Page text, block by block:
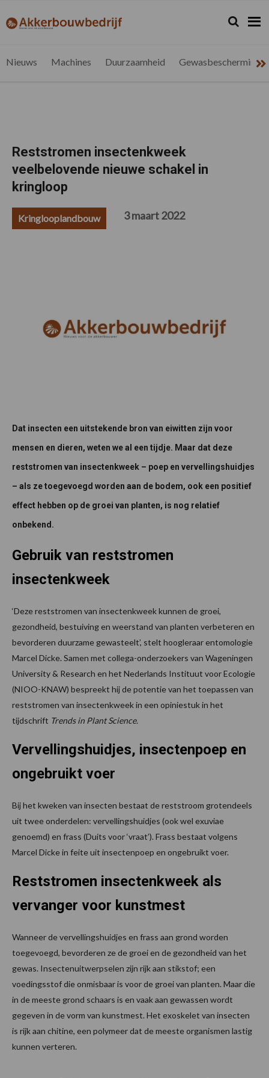
de
de
de
de
akkerbouwbedrijf.be
Nieuws
Zoeken...
Zoek
Nieuws Machines Duurzaamheid Gewasbescherming
Reststromen insectenkweek
veelbelovende nieuwe schakel in
kringloop
Kringlooplandbouw 3 maart 2022
Dat insecten een uitstekende bron van eiwitten zijn voor
mensen en dieren, weten we al een tijdje. Maar dat deze
reststromen van insectenkweek – poep en vervellingshuidjes
– als ze toegevoegd worden aan de bodem, ook een positief
effect hebben op de groei van planten, is nog relatief
onbekend.
Gebruik van reststromen
insectenkweek
‘Deze reststromen van insectenkweek kunnen de groei,
gezondheid, bestuiving en weerstand van planten verbeteren en
bevorderen duurzame gewasteelt’, stelt hoogleraar entomologie
Marcel Dicke. Samen met collega-onderzoekers van Wageningen
University & Research en het Nederlands Instituut voor Ecologie
(NIOO-KNAW) bespreekt hij de potentie van het toepassen van
reststromen van insectenkweek in een opiniestuk in het
tijdschrift Trends in Plant Science.
Vervellingshuidjes, insectenpoep en
ongebruikt voer
Bij het kweken van insecten bestaat de reststroom grotendeels
uit twee onderdelen: vervellingshuidjes (ook wel exuviae
genoemd) en frass (Duits voor ‘vraat’). Frass bestaat volgens
Marcel Dicke in feite uit insectenpoep en ongebruikt voer.
Reststromen insectenkweek als
vervanger voor kunstmest
Wanneer de vervellingshuidjes en frass aan grond worden
toegevoegd, bevorderen ze de groei en de gezondheid van het
gewas. Insectenuitwerpselen zijn rijk aan stikstof; een
voedingsstof die onmisbaar is voor de groei van planten. Maar die
in de meeste grond schaars is en vaak aan gewassen wordt
gegeven in de vorm van kunstmest. Het exoskelet van insecten
is rijk aan chitine, een polymeer dat de meeste organismen lastig
kunnen verteren.